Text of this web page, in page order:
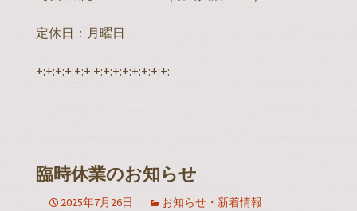
定休日：月曜日
+:+:+:+:+:+:+:+:+:+:+:+:+:+:
臨時休業のお知らせ
2025年7月26日 お知らせ・新着情報